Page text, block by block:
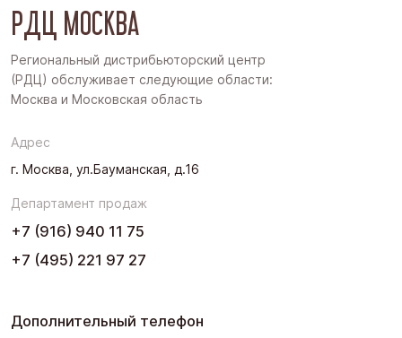
Дальний Восток
Поволжье
Урал
РДЦ МОСКВА
Региональный дистрибьюторский центр
(РДЦ) обслуживает следующие области:
Москва и Московская область
Адрес
г. Москва, ул.Бауманская, д.16
Департамент продаж
+7 (916) 940 11 75
+7 (495) 221 97 27
Дополнительный телефон